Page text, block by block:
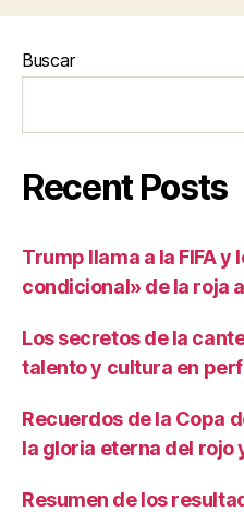
Buscar
Recent Posts
Trump llama a la FIFA
condicional» de la roja
Los secretos de la
talento y cultura en
Recuerdos de la Copa
la gloria eterna del rojo
Resumen de los